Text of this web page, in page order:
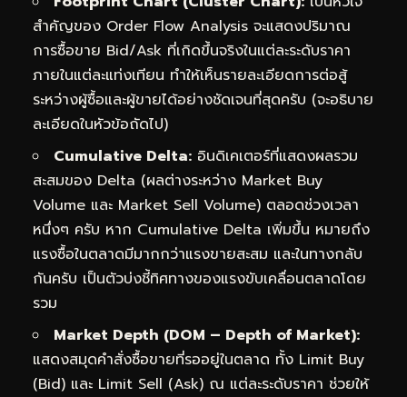
สำคัญของ Order Flow Analysis จะแสดงปริมาณ
การซื้อขาย Bid/Ask ที่เกิดขึ้นจริงในแต่ละระดับราคา
ภายในแต่ละแท่งเทียน ทำให้เห็นรายละเอียดการต่อสู้
ระหว่างผู้ซื้อและผู้ขายได้อย่างชัดเจนที่สุดครับ (จะอธิบาย
ละเอียดในหัวข้อถัดไป)
Cumulative Delta: อินดิเคเตอร์ที่แสดงผลรวม
สะสมของ Delta (ผลต่างระหว่าง Market Buy
Volume และ Market Sell Volume) ตลอดช่วงเวลา
หนึ่งๆ ครับ หาก Cumulative Delta เพิ่มขึ้น หมายถึง
แรงซื้อในตลาดมีมากกว่าแรงขายสะสม และในทางกลับ
กันครับ เป็นตัวบ่งชี้ทิศทางของแรงขับเคลื่อนตลาดโดย
รวม
Market Depth (DOM – Depth of Market):
แสดงสมุดคำสั่งซื้อขายที่รออยู่ในตลาด ทั้ง Limit Buy
(Bid) และ Limit Sell (Ask) ณ แต่ละระดับราคา ช่วยให้